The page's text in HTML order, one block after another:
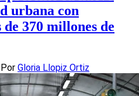
urbana con
370 millones de
Por Gloria Llopiz Ortiz